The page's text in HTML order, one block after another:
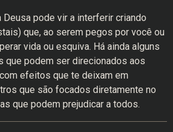
Deusa pode vir a interferir criando
que, ao serem pegos por você ou
vida ou esquiva. Há ainda alguns
podem ser direcionados aos
efeitos que te deixam em
que são focados diretamente no
que podem prejudicar a todos.